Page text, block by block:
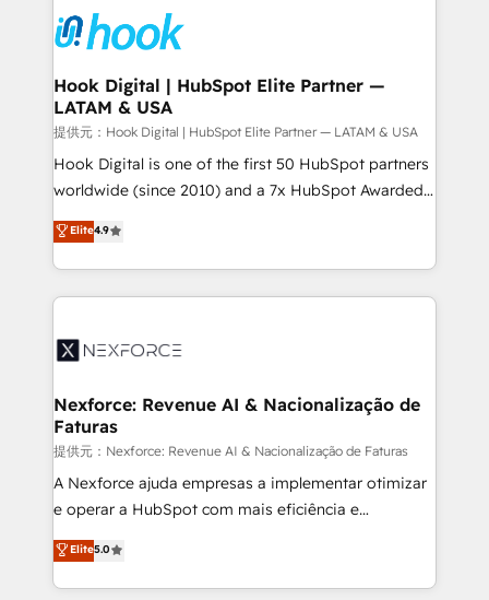
move beyond spreadsheets into unified systems
that drive real business results.
Onboarding - Data Migration & Integrations -
Technical Audit & Optimization Strategic Solutions: -
Revenue Operations - Inbound Marketing -
Outbound Marketing - HubSpot CMS Website
Design & Development We empower our clients to
reach their full potential by providing transparent,
relationship-driven support. With over 300 HubSpot
technical know-how and strategic guidance you
need to succeed.
Hook Digital | HubSpot Elite Partner —
LATAM & USA
提供元：Hook Digital | HubSpot Elite Partner — LATAM & USA
Hook Digital is one of the first 50 HubSpot partners
worldwide (since 2010) and a 7x HubSpot Awarded
Elite Partner. With 500+ projects across the U.S.,
Brazil, and LATAM, we combine global expertise with
regional experience. Today, we are Brazil’s largest
HubSpot Elite Partner—trusted by companies across
Implementation & Migration Onboarding across all
Station, Freshdesk, Intercom, and more. Custom
objects, automations, and integrations built for
growth. 🚀 AI-Driven GTM Orchestration Unify
HubSpot with LinkedIn, WhatsApp, email, paid
media, and AI voice to drive pipeline. 🤖 AI Custom
prospecting, follow-ups, service triage, and
knowledge retrieval—built in HubSpot. ⚡ Fast-Track
Elite4.9
Nexforce: Revenue AI & Nacionalização de
Faturas
提供元：Nexforce: Revenue AI & Nacionalização de Faturas
A Nexforce ajuda empresas a implementar otimizar
e operar a HubSpot com mais eficiência e
previsibilidade de receita. Combinamos Revenue
Operations (RevOps) e Inteligência Artificial para
estruturar processos integrar sistemas organizar
Elite5.0